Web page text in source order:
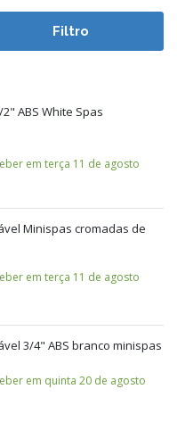
Filtro
ABS White Spas
em terça 11 de agosto
Minispas cromadas de
em terça 11 de agosto
3/4" ABS branco minispas
em quinta 20 de agosto